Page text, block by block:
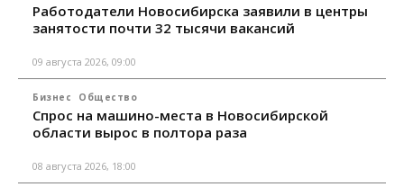
Работодатели Новосибирска заявили в центры
занятости почти 32 тысячи вакансий
09 августа 2026, 09:00
Бизнес Общество
Спрос на машино-места в Новосибирской
области вырос в полтора раза
08 августа 2026, 18:00